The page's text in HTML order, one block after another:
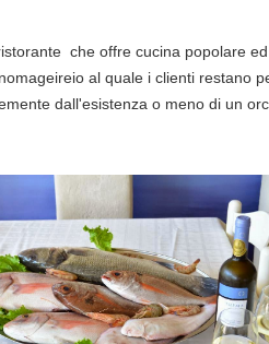
che offre cucina popolare ed
al quale i clienti restano
dall'esistenza o meno di un